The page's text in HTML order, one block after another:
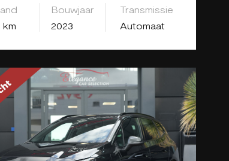
km
Bouwjaar
2023
Transmissie
Automaat